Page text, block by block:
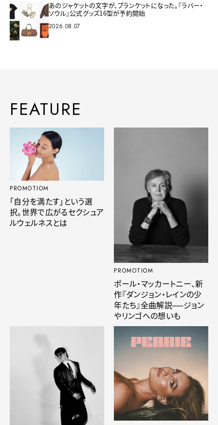
あのジャケットの文字が、ブランケットになった。『ラバー・
ソウル』公式グッズ16型が予約開始
2026.08.07
FEATURE
PROMOTIOM
「自分を満たす」という選
択。世界で広がるセクシュア
ルウェルネスとは
PROMOTIOM
ポール・マッカートニー、新
作『ダンジョン・レインの少
年たち』全曲解説──ジョン
やリンゴへの想いも